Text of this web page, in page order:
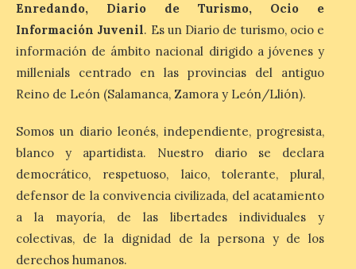
El delegado del Gobierno
participa en la XVII Feria
Agroalimentaria de El
Espino, una cita que pone
en valor los productos, la
gastronomía y la artesanía
Nicanor Sen reivindica en
El Espino el compromiso
del Gobierno de España
con los pueblos y el medio
rural. Sen destaca la
capacidad de los pequeños municipios
Enredando, Diario de Turismo, Ocio e
Información Juvenil. Es un Diario de turismo, ocio e
información de ámbito nacional dirigido a jóvenes y
millenials centrado en las provincias del antiguo
Reino de León (Salamanca, Zamora y León/Llión).
Somos un diario leonés, independiente, progresista,
blanco y apartidista. Nuestro diario se declara
democrático, respetuoso, laico, tolerante, plural,
defensor de la convivencia civilizada, del acatamiento
a la mayoría, de las libertades individuales y
colectivas, de la dignidad de la persona y de los
derechos humanos.